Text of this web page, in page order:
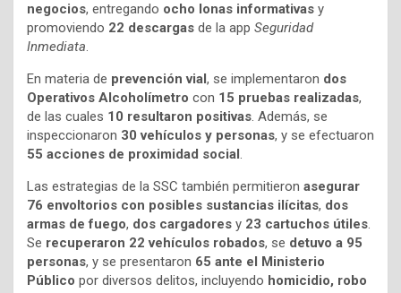
negocios, entregando ocho lonas informativas y
promoviendo 22 descargas de la app Seguridad
Inmediata.
En materia de prevención vial, se implementaron dos
Operativos Alcoholímetro con 15 pruebas realizadas,
de las cuales 10 resultaron positivas. Además, se
inspeccionaron 30 vehículos y personas, y se efectuaron
55 acciones de proximidad social.
Las estrategias de la SSC también permitieron asegurar
76 envoltorios con posibles sustancias ilícitas, dos
armas de fuego, dos cargadores y 23 cartuchos útiles.
Se recuperaron 22 vehículos robados, se detuvo a 95
personas, y se presentaron 65 ante el Ministerio
Público por diversos delitos, incluyendo homicidio, robo